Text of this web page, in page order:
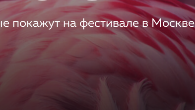
покажут на фестивале в Москве